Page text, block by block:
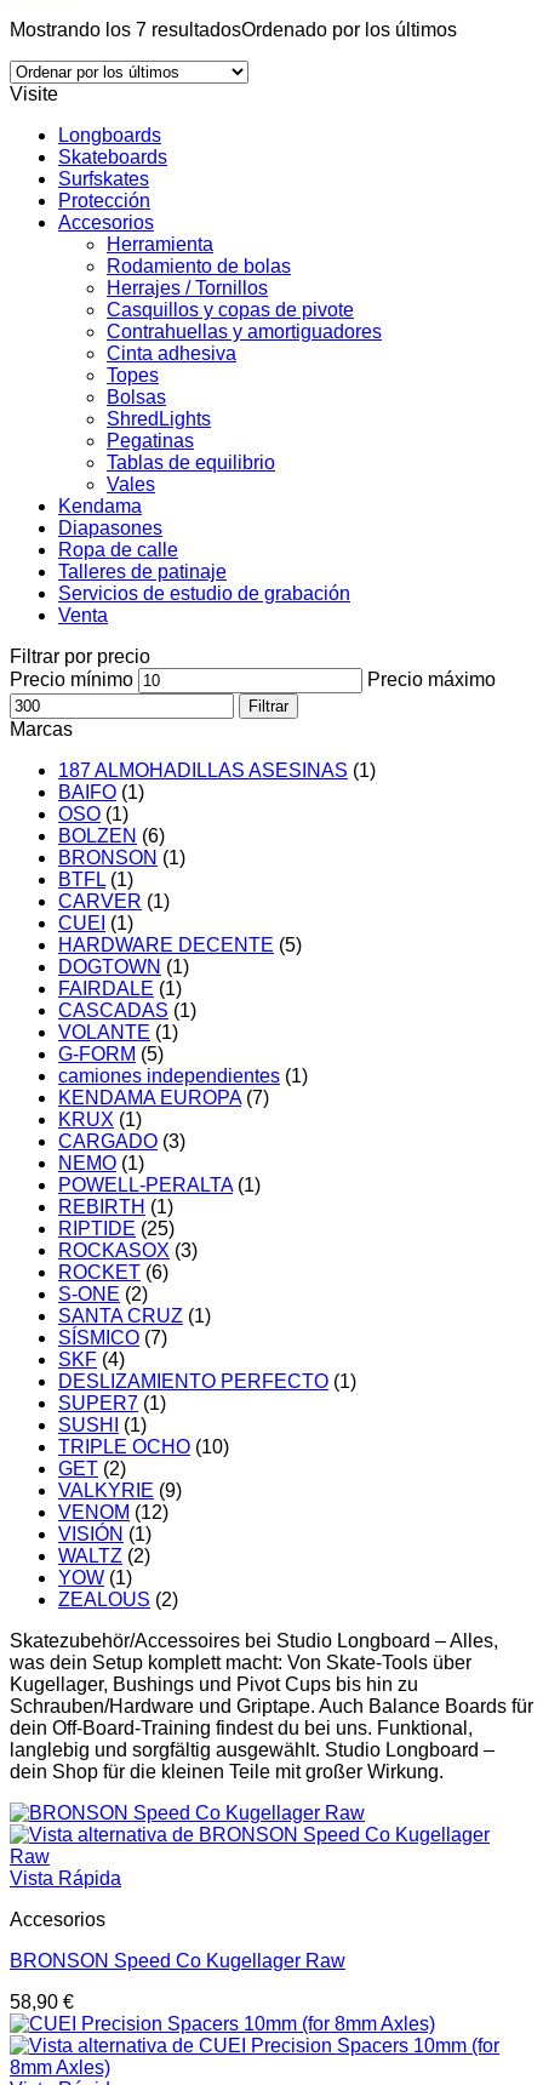
Mostrando los 7 resultadosOrdenado por los últimos
Visite
Longboards
Skateboards
Surfskates
Protección
Accesorios
Herramienta
Rodamiento de bolas
Herrajes / Tornillos
Casquillos y copas de pivote
Contrahuellas y amortiguadores
Cinta adhesiva
Topes
Bolsas
ShredLights
Pegatinas
Tablas de equilibrio
Vales
Kendama
Diapasones
Ropa de calle
Talleres de patinaje
Servicios de estudio de grabación
Venta
Filtrar por precio
Precio mínimo
Precio máximo
Filtrar
Marcas
187 ALMOHADILLAS ASESINAS (1)
BAIFO (1)
OSO (1)
BOLZEN (6)
BRONSON (1)
BTFL (1)
CARVER (1)
CUEI (1)
HARDWARE DECENTE (5)
DOGTOWN (1)
FAIRDALE (1)
CASCADAS (1)
VOLANTE (1)
G-FORM (5)
camiones independientes (1)
KENDAMA EUROPA (7)
KRUX (1)
CARGADO (3)
NEMO (1)
POWELL-PERALTA (1)
REBIRTH (1)
RIPTIDE (25)
ROCKASOX (3)
ROCKET (6)
S-ONE (2)
SANTA CRUZ (1)
SÍSMICO (7)
SKF (4)
DESLIZAMIENTO PERFECTO (1)
SUPER7 (1)
SUSHI
(1)
TRIPLE OCHO (10)
GET (2)
VALKYRIE (9)
VENOM (12)
VISIÓN (1)
WALTZ (2)
YOW (1)
ZEALOUS (2)
Skatezubehör/Accessoires bei Studio Longboard – Alles,
was dein Setup komplett macht: Von Skate-Tools über
Kugellager, Bushings und Pivot Cups bis hin zu
Schrauben/Hardware und Griptape. Auch Balance Boards für
dein Off-Board-Training findest du bei uns. Funktional,
langlebig und sorgfältig ausgewählt. Studio Longboard –
dein Shop für die kleinen Teile mit großer Wirkung.
Vista Rápida
Accesorios
BRONSON Speed Co Kugellager Raw
58,90 €